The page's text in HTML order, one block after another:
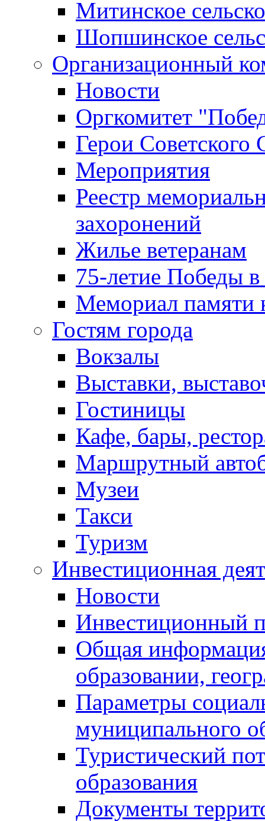
Митинское
Шопшинское
Организационный
Новости
Оргкомитет
Герои Советского
Мероприятия
Реестр
захоронений
Жилье ветеранам
75-летие Победы
Мемориал памяти
Гостям города
Вокзалы
Выставки,
Гостиницы
Кафе, бары,
Маршрутный
Музеи
Такси
Туризм
Инвестиционная
Новости
Инвестиционный
Общая
образовании,
Параметры
муниципального
Туристический
образования
Документы